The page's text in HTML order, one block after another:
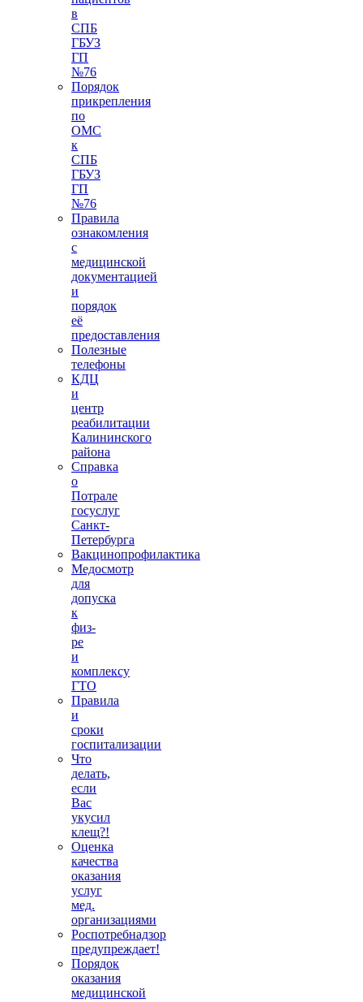
в
СПБ
ГБУЗ
ГП
№76
Порядок
прикрепления
по
ОМС
к
СПБ
ГБУЗ
ГП
№76
Правила
ознакомления
с
медицинской
документацией
и
порядок
её
предоставления
Полезные
телефоны
КДЦ
и
центр
реабилитации
Калининского
района
Справка
о
Потрале
госуслуг
Санкт-
Петербурга
Вакцинопрофилактика
Медосмотр
для
допуска
к
физ-
ре
и
комплексу
ГТО
Правила
и
сроки
госпитализации
Что
делать,
если
Вас
укусил
клещ?!
Оценка
качества
оказания
услуг
мед.
организациями
Роспотребнадзор
предупреждает!
Порядок
оказания
медицинской